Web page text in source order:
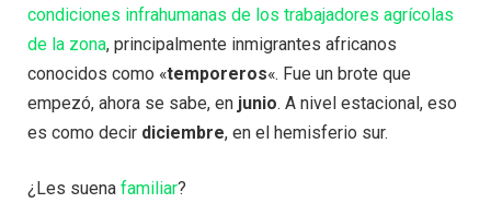
condiciones infrahumanas de los trabajadores agrícolas
de la zona, principalmente inmigrantes africanos
conocidos como «temporeros«. Fue un brote que
empezó, ahora se sabe, en junio. A nivel estacional, eso
es como decir diciembre, en el hemisferio sur.
¿Les suena familiar?